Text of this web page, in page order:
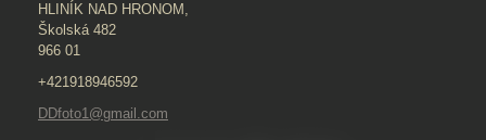
HLINÍK NAD HRONOM,
Školská 482
966 01
+421918946592
DDfoto1@gmail.com